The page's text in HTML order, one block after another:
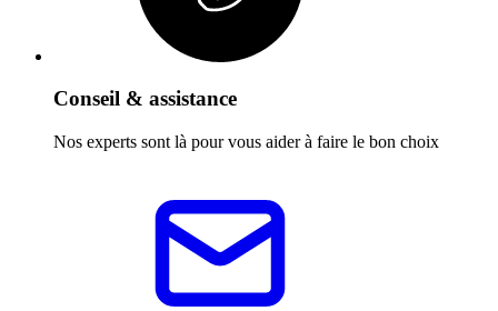
Conseil & assistance
Nos experts sont là pour vous aider à faire le bon choix